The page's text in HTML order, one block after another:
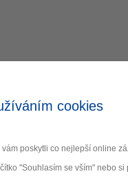
cookies
poskytli co nejlepší online
"Souhlasím se vším" nebo